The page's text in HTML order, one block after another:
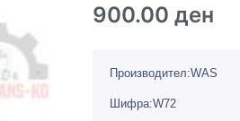
900.00 ден
Производител:WAS
Шифра:W72